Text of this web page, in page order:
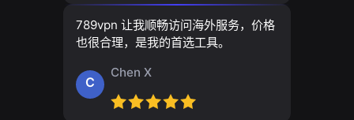
789vpn 让我顺畅访问海外服务，价格
也很合理，是我的首选工具。
C
Chen X